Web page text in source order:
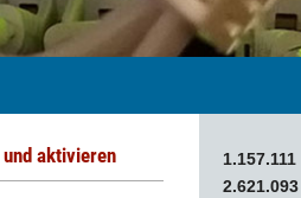
aktivieren 1.157.111
2.621.093